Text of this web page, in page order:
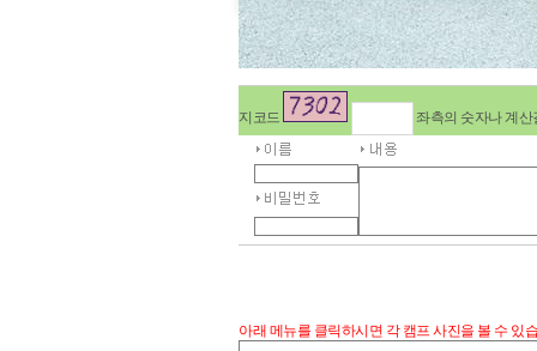
지코드 좌측의 숫자나 계
아래 메뉴를 클릭하시면 각 캠프 사진을 볼 수 있